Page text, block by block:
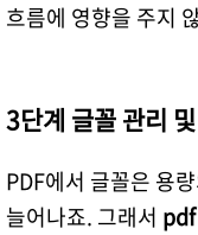
흐름에 영향을 주지
3단계 글꼴 관리
PDF에서 글꼴은 용
늘어나죠. 그래서 pdf